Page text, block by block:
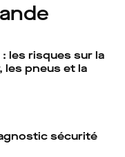
les risques sur la
les pneus et la
sécurité